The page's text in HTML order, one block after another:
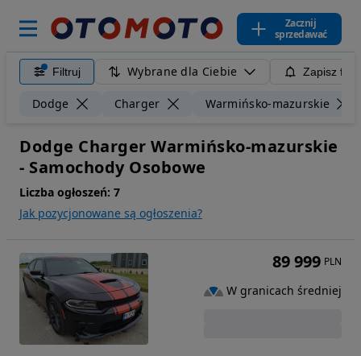
Zacznij
sprzedawać
Filtruj Wybrane dla Ciebie Zapisz
Dodge Charger Warmińsko-mazurskie
Dodge Charger Warmińsko-mazurskie
- Samochody Osobowe
Liczba ogłoszeń: 7
Jak pozycjonowane są ogłoszenia?
89 999 PLN
W granicach średniej